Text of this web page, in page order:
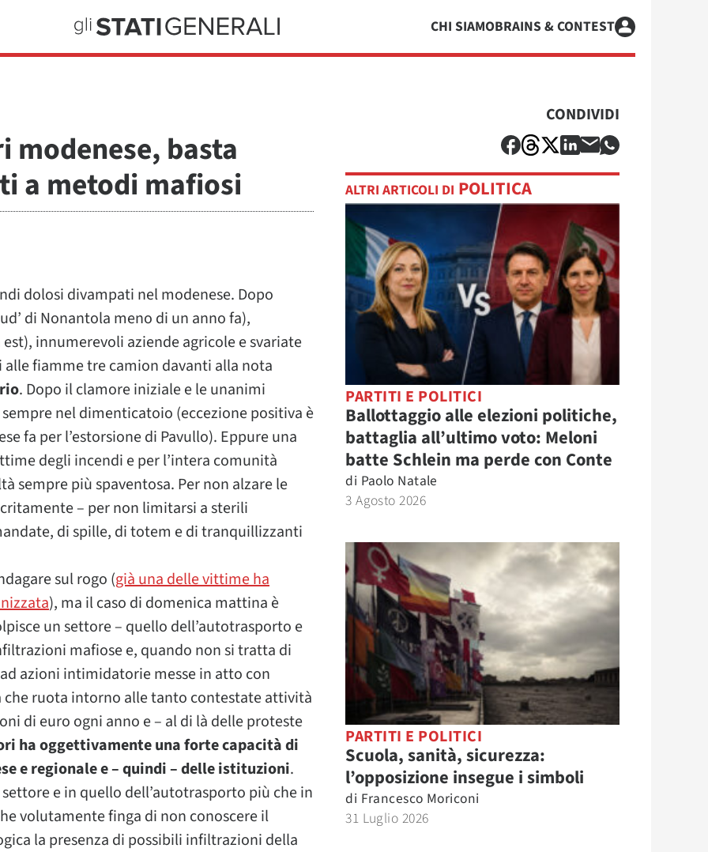
CHI SIAMOBRAINS & CONTEST
modenese, basta
a metodi mafiosi
dolosi divampati nel modenese. Dopo
di Nonantola meno di un anno fa),
innumerevoli aziende agricole e svariate
fiamme tre camion davanti alla nota
. Dopo il clamore iniziale e le unanimi
nel dimenticatoio (eccezione positiva è
fa per l’estorsione di Pavullo). Eppure una
degli incendi e per l’intera comunità
sempre più spaventosa. Per non alzare le
– per non limitarsi a sterili
di spille, di totem e di tranquillizzanti
sul rogo (già una delle vittime ha
), ma il caso di domenica mattina è
un settore – quello dell’autotrasporto e
mafiose e, quando non si tratta di
azioni intimidatorie messe in atto con
ruota intorno alle tanto contestate attività
di euro ogni anno e – al di là delle proteste
ha oggettivamente una forte capacità di
e regionale e – quindi – delle istituzioni.
e in quello dell’autotrasporto più che in
volutamente finga di non conoscere il
la presenza di possibili infiltrazioni della
CONDIVIDI
ALTRI ARTICOLI DI POLITICA
PARTITI E POLITICI
Ballottaggio alle elezioni politiche,
battaglia all’ultimo voto: Meloni
batte Schlein ma perde con Conte
di Paolo Natale
3 Agosto 2026
PARTITI E POLITICI
Scuola, sanità, sicurezza:
l’opposizione insegue i simboli
di Francesco Moriconi
31 Luglio 2026